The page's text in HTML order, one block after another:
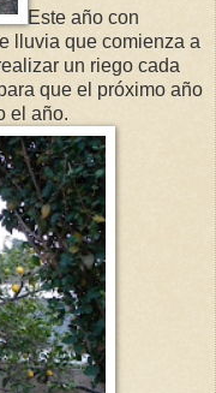
Este año con
lluvia que comienza a
un riego cada
que el próximo año
el año.